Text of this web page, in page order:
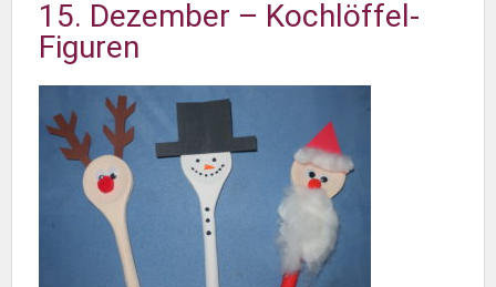
15. Dezember – Kochlöffel-
Figuren